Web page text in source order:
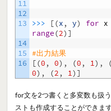
11
12
13
14
15
16
>>> [(x, y) for x
range(2)]
#出力結果
[(0, 0) , (0, 1) , (
0) , (2, 1)]
for文を2つ書くと多変数も扱
ストも作成することができます